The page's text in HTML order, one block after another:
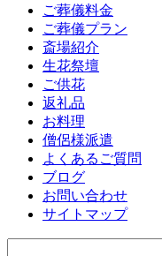
ご葬儀料金
ご葬儀プラン
斎場紹介
生花祭壇
ご供花
返礼品
お料理
僧侶様派遣
よくあるご質問
ブログ
お問い合わせ
サイトマップ